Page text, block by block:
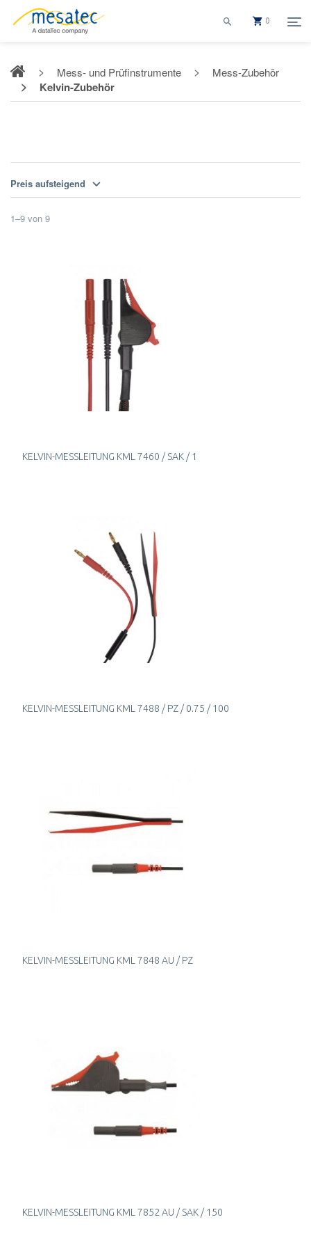
0
Mess- und Prüfinstrumente Mess-Zubehör
Kelvin-Zubehör
Preis aufsteigend
1–9 von 9
KELVIN-MESSLEITUNG KML 7460 / SAK / 1
KELVIN-MESSLEITUNG KML 7488 / PZ / 0.75 / 100
KELVIN-MESSLEITUNG KML 7848 AU / PZ
KELVIN-MESSLEITUNG KML 7852 AU / SAK / 150